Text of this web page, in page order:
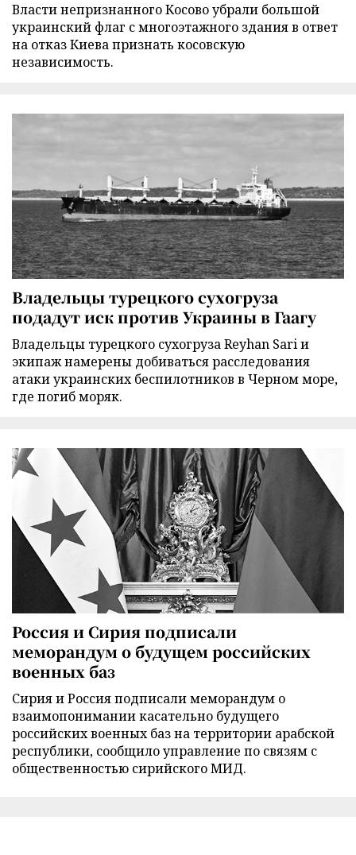
Власти непризнанного Косово убрали большой
украинский флаг с многоэтажного здания в ответ
на отказ Киева признать косовскую
независимость.
Владельцы турецкого сухогруза
подадут иск против Украины в Гаагу
Владельцы турецкого сухогруза Reyhan Sari и
экипаж намерены добиваться расследования
атаки украинских беспилотников в Черном море,
где погиб моряк.
Россия и Сирия подписали
меморандум о будущем российских
военных баз
Сирия и Россия подписали меморандум о
взаимопонимании касательно будущего
российских военных баз на территории арабской
республики, сообщило управление по связям с
общественностью сирийского МИД.